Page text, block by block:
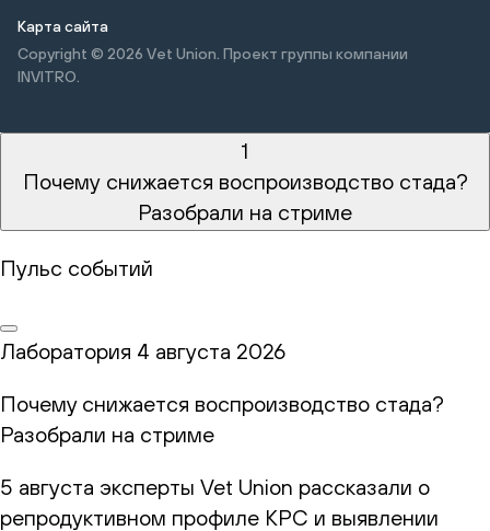
Карта сайта
Copyright © 2026 Vet Union. Проект группы компании
INVITRO.
1
Почему снижается воспроизводство стада?
Разобрали на стриме
Пульс событий
Лаборатория 4 августа 2026
Почему снижается воспроизводство стада?
Разобрали на стриме
5 августа эксперты Vet Union рассказали о
репродуктивном профиле КРС и выявлении